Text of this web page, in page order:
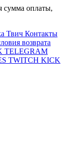
сумма оплаты,
Твич Контакты
возврата
TELEGRAM
TWITCH KICK